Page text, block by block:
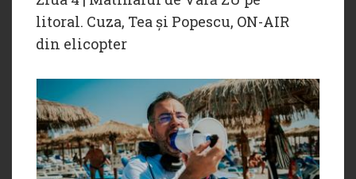
litoral. Cuza, Tea și Popescu, ON-AIR
din elicopter